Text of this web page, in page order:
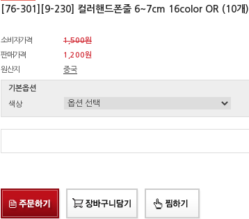
[76-301][9-230] 컬러핸드폰줄 6~7cm 16color OR (10개)
소비자가격
1,500원
판매가격
1,200원
원산지
중국
기본옵션
색상